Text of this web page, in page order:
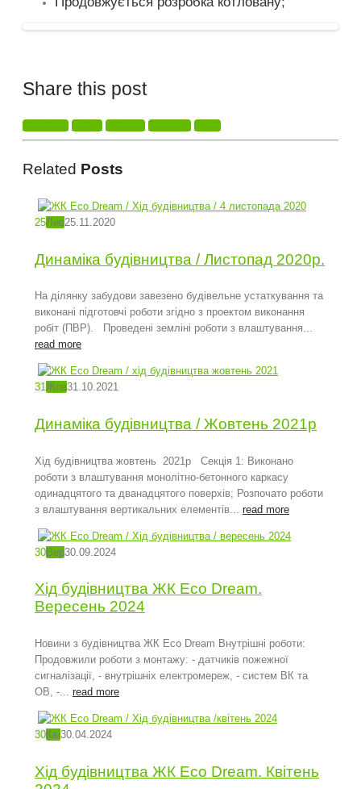
Share this post
Facebook Twitter LinkedIn Google + Email
Related Posts
25Лис25.11.2020
Динаміка будівництва / Листопад 2020р.
На ділянку забудови завезено будівельне устаткування та
виконані підготовчі роботи згідно з проектом виконання
робіт (ПВР). Проведені земліні роботи з влаштування...
read more
31Жов31.10.2021
Динаміка будівництва / Жовтень 2021р
Хід будівництва жовтень 2021р Секція 1: Виконано
роботи з влаштування монолітно-бетонного каркасу
одинадцятого та дванадцятого поверхів; Розпочато роботи
з влаштування вертикальних елементів... read more
30Вер30.09.2024
Хід будівництва ЖК Eco Dream.
Вересень 2024
Новини з будівництва ЖК Eco Dream Внутрішні роботи:
Продовжили роботи з монтажу: - датчиків пожежної
сигналізації, - внутрішніх електромереж, - систем ВК та
ОВ, -... read more
30Кві30.04.2024
Хід будівництва ЖК Eco Dream. Квітень